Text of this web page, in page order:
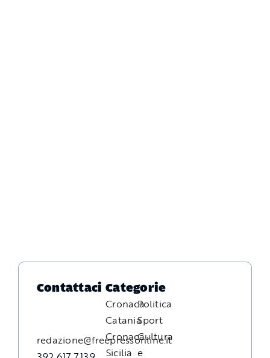
Contattaci
redazione@freepressonline.it
Categorie
Cronaca
Catania
Cronaca
Sicilia
Politica
Sport
Cultura
e